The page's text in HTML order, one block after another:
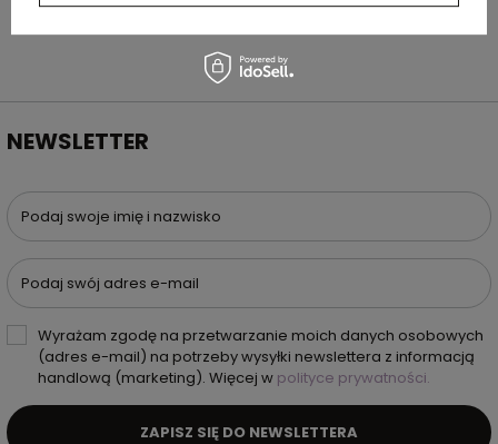
NEWSLETTER
Podaj swoje imię i nazwisko
Podaj swój adres e-mail
Wyrażam zgodę na przetwarzanie moich danych osobowych
(adres e-mail) na potrzeby wysyłki newslettera z informacją
handlową (marketing). Więcej w polityce prywatności.
ZAPISZ SIĘ DO NEWSLETTERA